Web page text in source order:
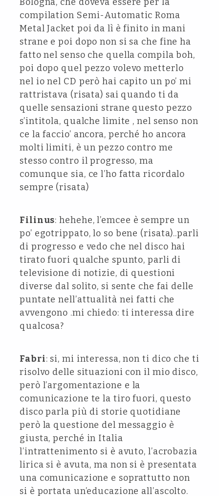
compilation Semi-Automatic Roma
Metal Jacket poi da lì è finito in mani
strane e poi dopo non si sa che fine ha
fatto nel senso che quella compila boh,
poi dopo quel pezzo volevo metterlo
nel io nel CD però hai capito un po’ mi
rattristava (risata) sai quando ti da
quelle sensazioni strane questo pezzo
s’intitola, qualche limite , nel senso non
ce la faccio’ ancora, perché ho ancora
molti limiti, è un pezzo contro me
stesso contro il progresso, ma
comunque sia, ce l’ho fatta ricordalo
sempre (risata)
Filinus: hehehe, l’emcee è sempre un
po’ egotrippato, lo so bene (risata)..parli
di progresso e vedo che nel disco hai
tirato fuori qualche spunto, parli di
televisione di notizie, di questioni
diverse dal solito, si sente che fai delle
puntate nell’attualità nei fatti che
avvengono .mi chiedo: ti interessa dire
qualcosa?
Fabri: si, mi interessa, non ti dico che ti
risolvo delle situazioni con il mio disco,
però l’argomentazione e la
comunicazione te la tiro fuori, questo
disco parla più di storie quotidiane
però la questione del messaggio è
giusta, perché in Italia
l’intrattenimento si è avuto, l’acrobazia
lirica si è avuta, ma non si è presentata
una comunicazione e soprattutto non
si è portata un’educazione all’ascolto.